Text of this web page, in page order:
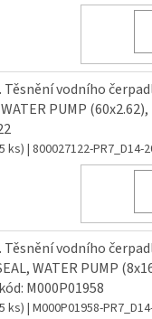
Těsnění vodního
PUMP
ks) | 800027122-PR7_D14-
Těsnění vodního
WATER PUMP
M000P01958
ks) | M000P01958-